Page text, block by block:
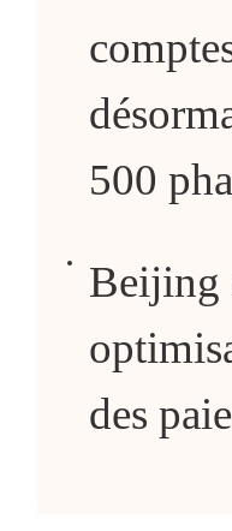
500
Beijing
des